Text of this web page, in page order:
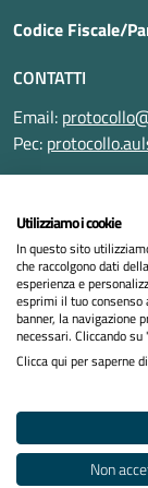
Codice Fiscale/
CONTATTI
Email:
Pec:
Informativa
Dichiarazione
Mappa del sito
Utilizziamo i cookie
In questo sito
che raccolgono dati
esperienza e
esprimi il tuo
banner, la navigazione
necessari. Cliccando su
Clicca qui per saperne
Non